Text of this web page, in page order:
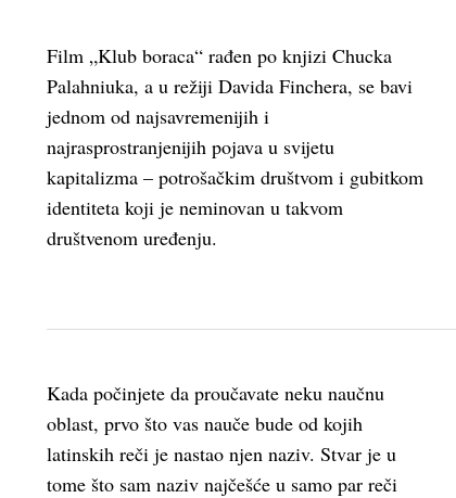
Film „Klub boraca“ rađen po knjizi Chucka
Palahniuka, a u režiji Davida Finchera, se bavi
jednom od najsavremenijih i
najrasprostranjenijih pojava u svijetu
kapitalizma – potrošačkim društvom i gubitkom
identiteta koji je neminovan u takvom
društvenom uređenju.
Kada počinjete da proučavate neku naučnu
oblast, prvo što vas nauče bude od kojih
latinskih reči je nastao njen naziv. Stvar je u
tome što sam naziv najčešće u samo par reči